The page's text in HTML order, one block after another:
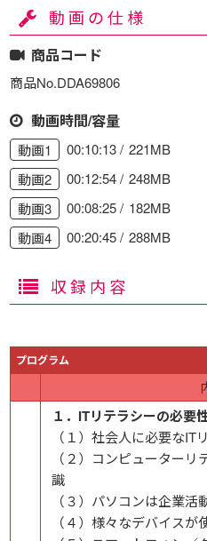
動画の仕様
商品コード
商品No.DDA69806
動画時間/容量
動画1 00:10:13
221MB
動画2
00:12:54
248MB
動画3
00:08:25
182MB
動画4
00:20:45 288MB
収録内容
プログラム
１．ITリテラシーの必要
（１）社会人に必要なIT
（２）コンピューター
識
（３）パソコンは企業
（４）様々なデバイスが